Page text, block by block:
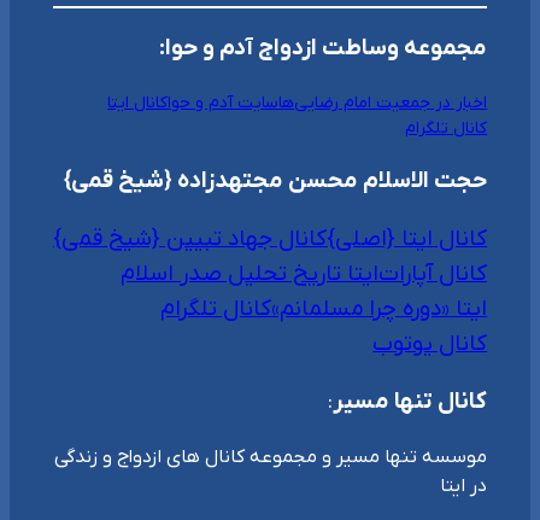
مجموعه وساطت ازدواج آدم و حوا:
اخبار در جمعیت امام رضایی‌هاسایت آدم و حواکانال ایتا
کانال تلگرام
حجت الاسلام محسن مجتهدزاده {شیخ قمی}
کانال ایتا {اصلی}کانال جهاد تبیین {شیخ قمی}
کانال آپاراتایتا تاریخ تحلیل صدر اسلام
ایتا «دوره چرا مسلمانم»کانال تلگرام
کانال یوتوب
کانال تنها مسیر:
موسسه تنها مسیر و مجموعه کانال های ازدواج و زندگی
در ایتا